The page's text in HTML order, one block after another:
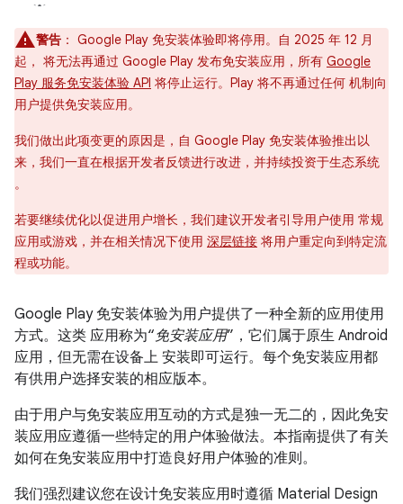
警告 ： Google Play 免安装体验即将停用。自 2025 年 12 月
起， 将无法再通过 Google Play 发布免安装应用，所有 Google
Play 服务免安装体验 API 将停止运行。Play 将不再通过任何 机制向
用户提供免安装应用。
我们做出此项变更的原因是，自 Google Play 免安装体验推出以
来，我们一直在根据开发者反馈进行改进，并持续投资于生态系统
。
若要继续优化以促进用户增长，我们建议开发者引导用户使用 常规
应用或游戏，并在相关情况下使用 深层链接 将用户重定向到特定流
程或功能。
Google Play 免安装体验为用户提供了一种全新的应用使用
方式。这类 应用称为“免安装应用”，它们属于原生 Android
应用，但无需在设备上 安装即可运行。每个免安装应用都
有供用户选择安装的相应版本。
由于用户与免安装应用互动的方式是独一无二的，因此免安
装应用应遵循一些特定的用户体验做法。本指南提供了有关
如何在免安装应用中打造良好用户体验的准则。
我们强烈建议您在设计免安装应用时遵循 Material Design